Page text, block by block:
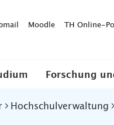
Moodle TH Online-
Forschung
Hochschulverwaltung